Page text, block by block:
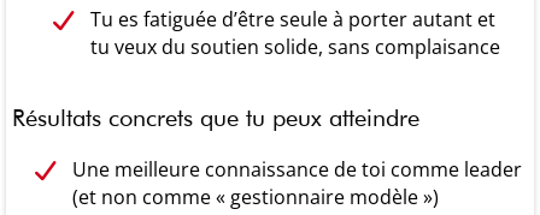
Tu es fatiguée d’être seule à porter autant et
tu veux du soutien solide, sans complaisance
Résultats concrets que tu peux atteindre
Une meilleure connaissance de toi comme leader
(et non comme « gestionnaire modèle »)